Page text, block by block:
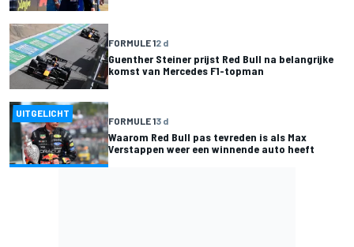
FORMULE 12 d
Guenther Steiner prijst Red Bull na belangrijke
komst van Mercedes F1-topman
UITGELICHT
FORMULE 13 d
Waarom Red Bull pas tevreden is als Max
Verstappen weer een winnende auto heeft